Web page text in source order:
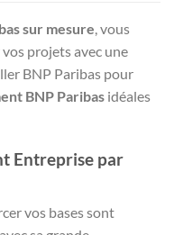
sur mesure, vous
projets avec une
BNP Paribas pour
BNP Paribas idéales
Entreprise par
vos bases sont